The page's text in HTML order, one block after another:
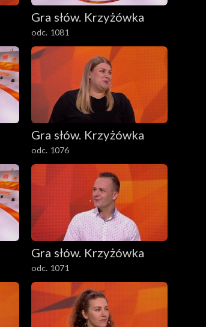
Gra słów. Krzyżówka
odc. 1081
Gra słów. Krzyżówka
odc. 1076
Gra słów. Krzyżówka
odc. 1071